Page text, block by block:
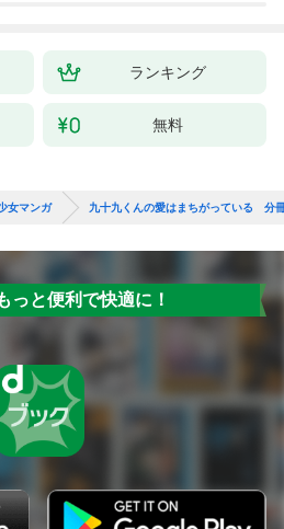
ランキング
無料
女マンガ 九十九くんの愛はまちがっている 分
っと便利で快適に！